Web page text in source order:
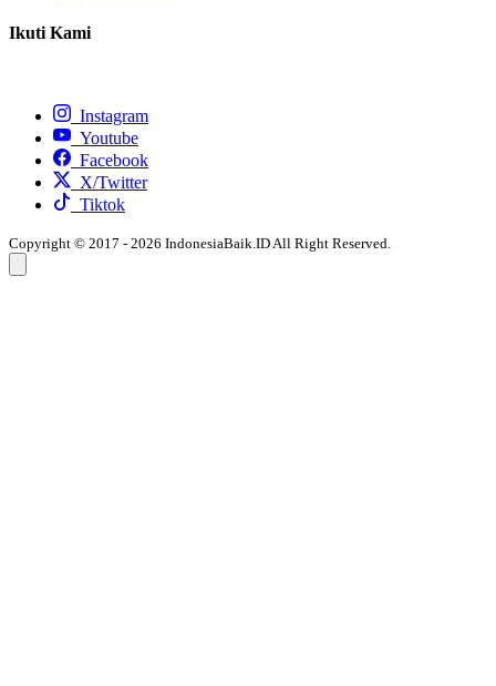
Ikuti Kami
Instagram
Youtube
Facebook
X/Twitter
Tiktok
Copyright © 2017 - 2026 IndonesiaBaik.ID All Right Reserved.